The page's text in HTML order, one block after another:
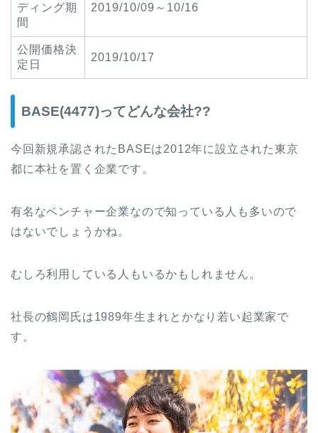
ディング期
間
2019/10/09～10/16
公開価格決
定日
2019/10/17
BASE(4477)ってどんな会社??
今回新規承認されたBASEは2012年に設立された東京
都に本社を置く企業です。
有名なベンチャー企業なので知っている人も多いので
はないでしょうかね。
むしろ利用している人もいるかもしれません。
社長の鶴岡氏は1989年生まれとかなり若い起業家で
す。